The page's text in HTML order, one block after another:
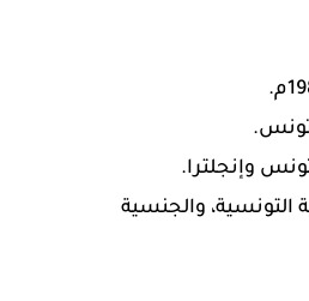
تونس.
وإنجلترا.
والجنسية